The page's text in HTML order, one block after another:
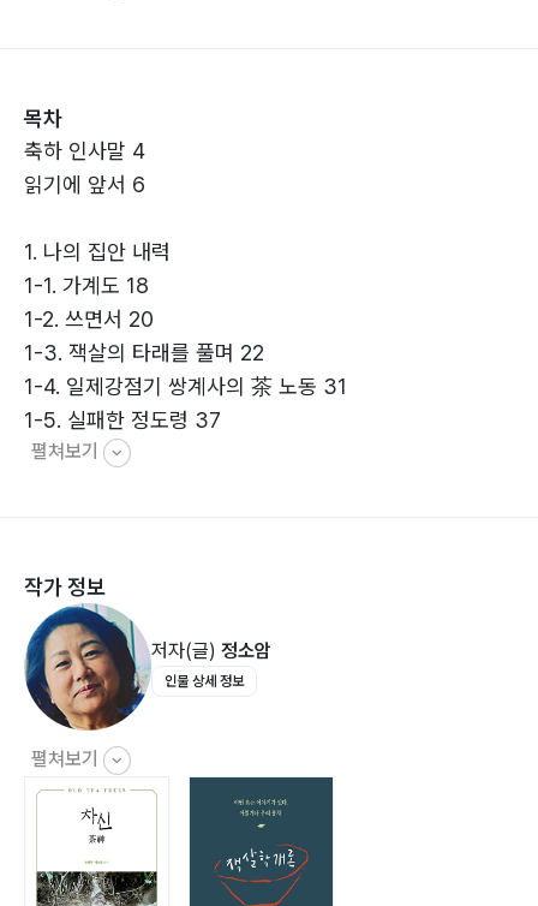
목차
축하 인사말 4
읽기에 앞서 6
1. 나의 집안 내력
1-1. 가계도 18
1-2. 쓰면서 20
1-3. 잭살의 타래를 풀며 22
1-4. 일제강점기 쌍계사의 茶 노동 31
1-5. 실패한 정도령 37
1-6. 잭살차 공물과 칠원성군 바위 43
2. 잭살이란
2-1. 토박이 홍차(紅茶秘法) “잭살” 66
2-2. 잭살의 변천사 70
3. 차의 말
3-1. 우리 차 말 74
3-2. 잭살의 의태어 85
3-3. 차, 작설, 잭살, 생차 87
4. 잭살과 생차
펼쳐보기
작가 정보
저자(글) 정소암
인물 상세 정보
펼쳐보기